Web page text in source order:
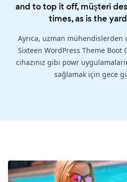
and to top it off, müşteri
times, as is the
Ayrıca, uzman mühendislerden
Sixteen WordPress Theme Boot
cihazınız gibi powr
sağlamak için gece